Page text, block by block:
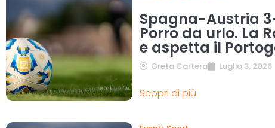
Spagna-Austria
Porro da urlo. La
e aspetta il
Greta Cartera Luglio 3, 2026
Scopri di più